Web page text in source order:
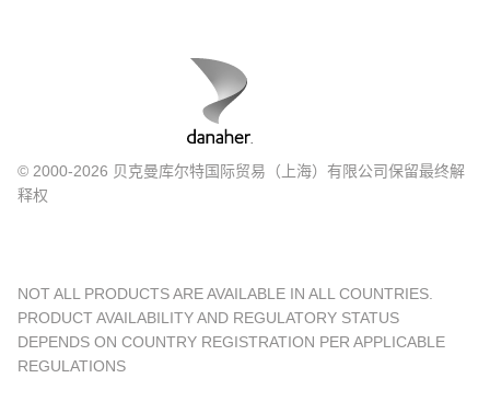
© 2000-2026 贝克曼库尔特国际贸易（上海）有限公司保留最终解
释权
NOT ALL PRODUCTS ARE AVAILABLE IN ALL COUNTRIES.
PRODUCT AVAILABILITY AND REGULATORY STATUS
DEPENDS ON COUNTRY REGISTRATION PER APPLICABLE
REGULATIONS